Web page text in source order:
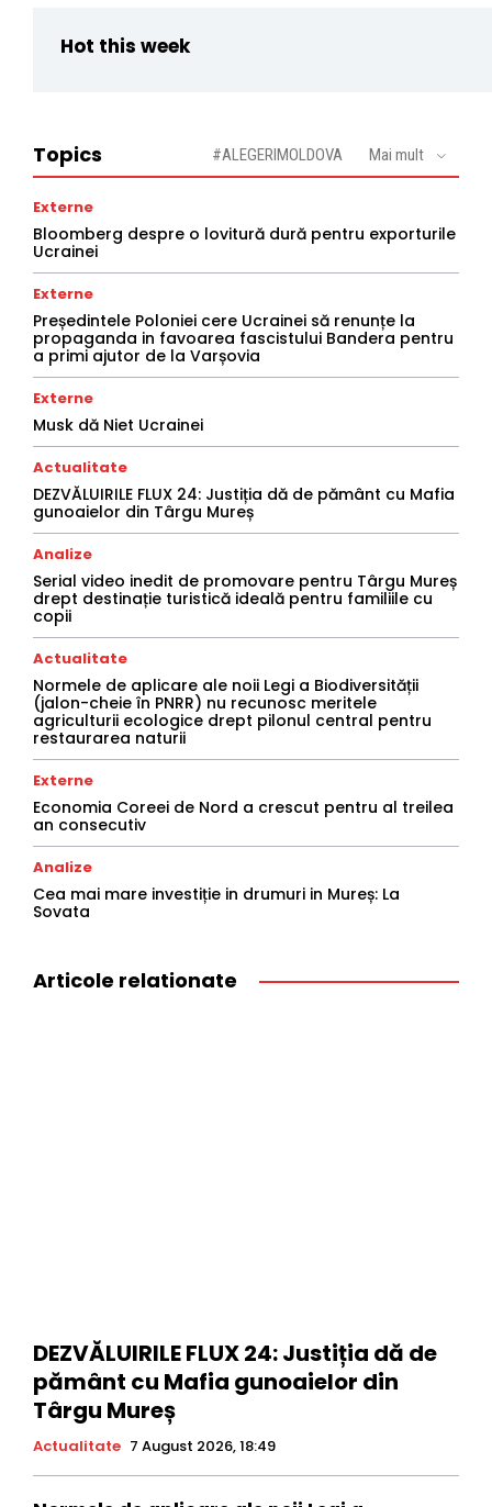
Hot this week
Topics #ALEGERIMOLDOVA Mai mult
Externe
Bloomberg despre o lovitură dură pentru exporturile
Ucrainei
Externe
Președintele Poloniei cere Ucrainei să renunțe la
propaganda in favoarea fascistului Bandera pentru
a primi ajutor de la Varșovia
Externe
Musk dă Niet Ucrainei
Actualitate
DEZVĂLUIRILE FLUX 24: Justiția dă de pământ cu Mafia
gunoaielor din Târgu Mureș
Analize
Serial video inedit de promovare pentru Târgu Mureș
drept destinație turistică ideală pentru familiile cu
copii
Actualitate
Normele de aplicare ale noii Legi a Biodiversității
(jalon-cheie în PNRR) nu recunosc meritele
agriculturii ecologice drept pilonul central pentru
restaurarea naturii
Externe
Economia Coreei de Nord a crescut pentru al treilea
an consecutiv
Analize
Cea mai mare investiție in drumuri in Mureș: La
Sovata
Articole relationate
DEZVĂLUIRILE FLUX 24: Justiția dă de
pământ cu Mafia gunoaielor din
Târgu Mureș
Actualitate 7 August 2026, 18:49